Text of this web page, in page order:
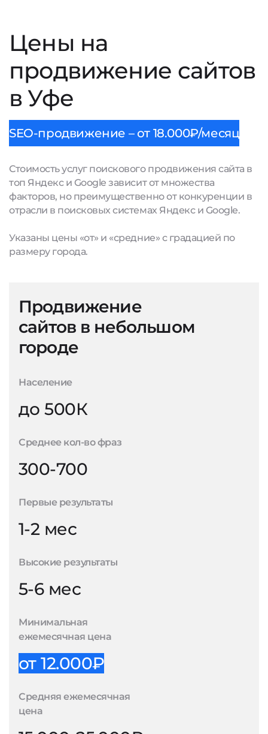
Цены на
продвижение сайтов
в Уфе
SEO-продвижение – от 18.000₽/месяц
Стоимость услуг поискового продвижения сайта в
топ Яндекс и Google зависит от множества
факторов, но преимущественно от конкуренции в
отрасли в поисковых системах Яндекс и Google.
Указаны цены «от» и «средние» с градацией по
размеру города.
Продвижение
сайтов в небольшом
городе
Население
до 500К
Среднее кол-во фраз
300-700
Первые результаты
1-2 мес
Высокие результаты
5-6 мес
Минимальная
ежемесячная цена
от 12.000₽
Средняя ежемесячная
цена